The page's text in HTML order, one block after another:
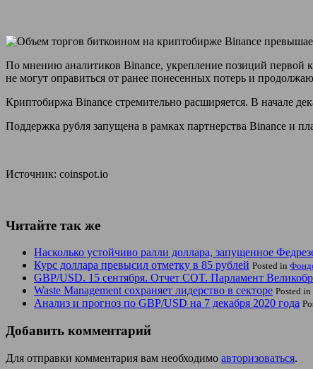
По мнению аналитиков Binance, укрепление позиций первой
не могут оправиться от ранее понесенных потерь и
Криптобиржа Binance стремительно расширяется. В начале
Поддержка рубля запущена в рамках партнерства Binance и
Источник: coinspot.io
Читайте так же
Насколько устойчиво ралли доллара, запущенное
Курс доллара превысил отметку в 85 рублей Posted in
GBP/USD. 15 сентября. Отчет COT. Парламент
Waste Management сохраняет лидерство в секторе Posted in
Анализ и прогноз по GBP/USD на 7 декабря 2020 года
Добавить комментарий
Для отправки комментария вам необходимо авторизоваться.